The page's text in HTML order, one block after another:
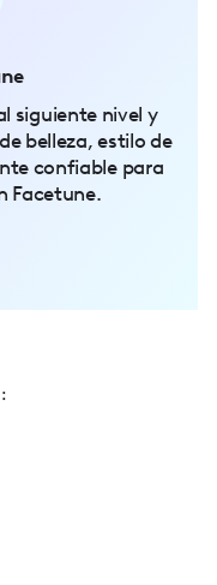
siguiente nivel y
belleza, estilo de
confiable para
Facetune.